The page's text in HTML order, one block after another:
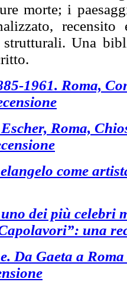
morte; i
recensito
strutturali. Una
1961. Roma,
Roma,
come
dei più celebri
una
Da Gaeta a